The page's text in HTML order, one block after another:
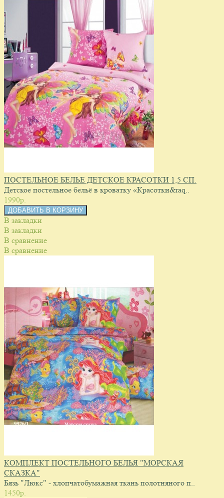
ПОСТЕЛЬНОЕ БЕЛЬЕ ДЕТСКОЕ КРАСОТКИ 1,5 СП.
Детское постельное бельё в кроватку «Красотки&raq..
1990p.
В закладки
В закладки
В сравнение
В сравнение
КОМПЛЕКТ ПОСТЕЛЬНОГО БЕЛЬЯ "МОРСКАЯ
СКАЗКА"
Бязь "Люкс" - хлопчатобумажная ткань полотняного п..
1450p.